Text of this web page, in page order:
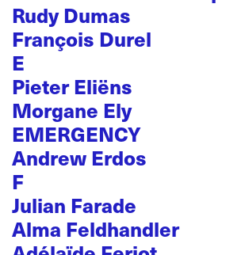
Rudy Dumas
François Durel
E
Pieter Eliëns
Morgane Ely
EMERGENCY
Andrew Erdos
F
Julian Farade
Alma Feldhandler